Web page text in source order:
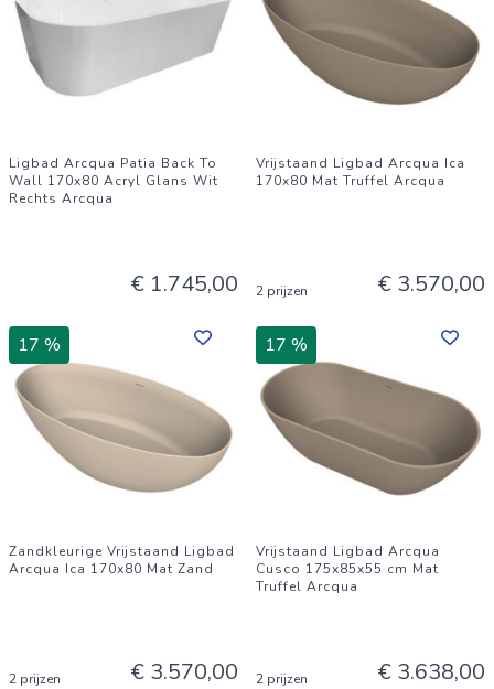
Ligbad Arcqua Patia Back To
Wall 170x80 Acryl Glans Wit
Rechts Arcqua
€ 1.745,00
Vrijstaand Ligbad Arcqua Ica
170x80 Mat Truffel Arcqua
2 prijzen € 3.570,00
17 %
Zandkleurige Vrijstaand Ligbad
Arcqua Ica 170x80 Mat Zand
2 prijzen € 3.570,00
17 %
Vrijstaand Ligbad Arcqua
Cusco 175x85x55 cm Mat
Truffel Arcqua
2 prijzen € 3.638,00